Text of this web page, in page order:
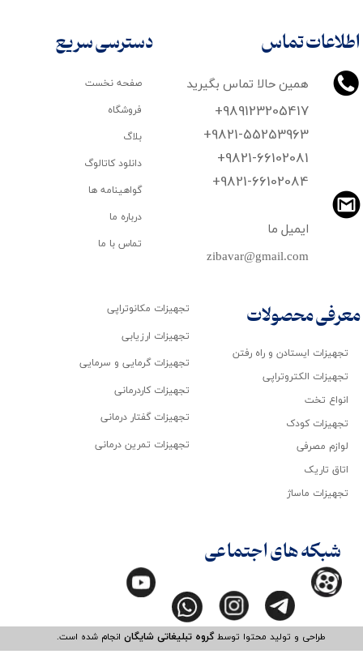
اطلاعات تماس
همین حالا تماس بگیرید
+989123205417
+9821-55253963
+9821-66102081
​​​​​​​+9821-66102084
zibavar@gmail.com
ایمیل ما
طراحی و تولید محتوا توسطگروه تبلیغاتی شایگانانجام شده است.​​​​​​​
تجهیزات ایستادن و راه رفتن
تجهیزات الکتروتراپی
انواع تخت
تجهیزات کودک
لوازم مصرفی
اتاق تاریک
تجهیزات ماساژ
صفحه نخست
فروشگاه
بلاگ
دانلود کاتالوگ
گواهینامه ها
درباره ما
تماس با ما
تجهیزات مکانوتراپی
تجهیزات ارزیابی
تجهیزات گرمایی و سرمایی
تجهیزات کاردرمانی
تجهیزات گفتار درمانی
تجهیزات تمرین درمانی
دسترسی سریع
معرفی محصولات
شبکه های اجتماعی